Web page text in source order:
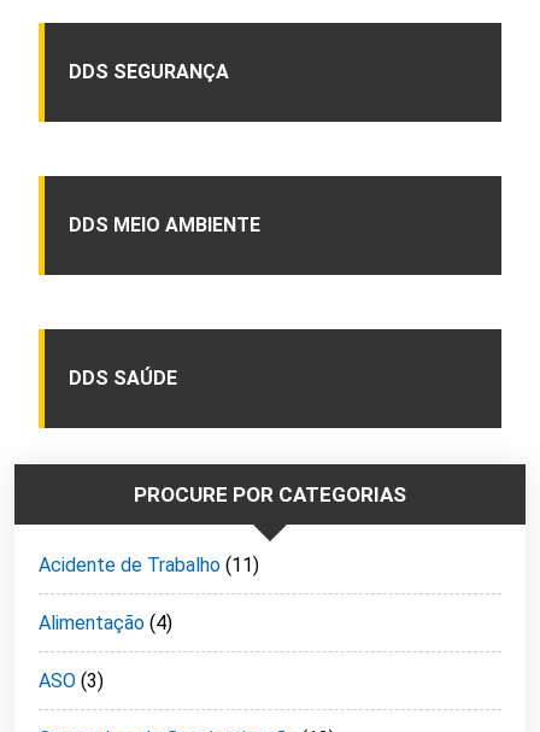
DDS SEGURANÇA
DDS MEIO AMBIENTE
DDS SAÚDE
PROCURE POR CATEGORIAS
Acidente de Trabalho (11)
Alimentação (4)
ASO (3)